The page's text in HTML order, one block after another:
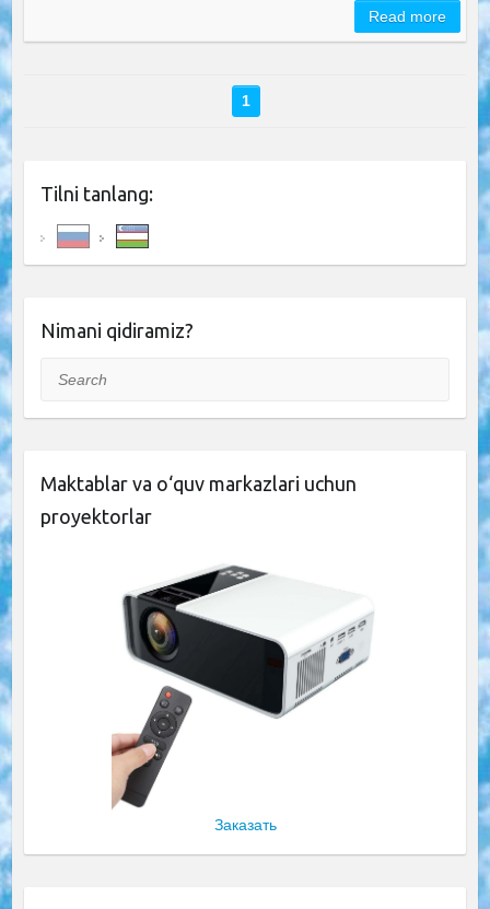
Read more
1
Tilni tanlang:
Nimani qidiramiz?
Search
Maktablar va o‘quv markazlari uchun
proyektorlar
Заказать